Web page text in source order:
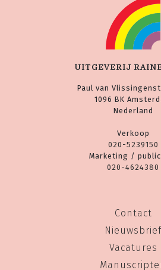
UITGEVERIJ
Paul van
1096 BK
Nederland
Verkoop
020-5239150
Marketing /
020-4624380
Contact
Nieuwsbrief
Vacatures